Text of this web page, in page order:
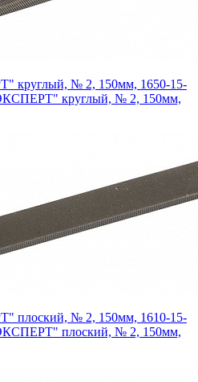
круглый, № 2, 150мм, 1650-15-
круглый, № 2, 150мм,
плоский, № 2, 150мм, 1610-15-
плоский, № 2, 150мм,